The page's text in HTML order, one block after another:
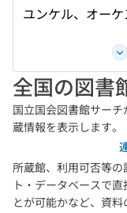
ユンケル、オー
全国の図書
国立国会図書館サー
蔵情報を表示します。
所蔵館、利用可否等
ト・データベースで
とが可能かなど、資